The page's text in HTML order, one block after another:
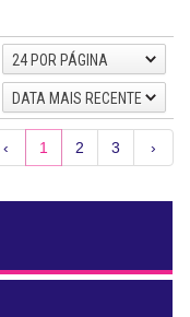
24 POR PÁGINA
DATA MAIS RECENTE
‹ 1 2 3 ›